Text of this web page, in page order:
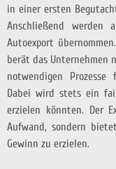
in einer ersten
Anschließend werden
Autoexport
berät das Unternehmen
notwendigen
Dabei wird stets ein
erzielen könnten. Der
Aufwand, sondern
Gewinn zu erzielen.